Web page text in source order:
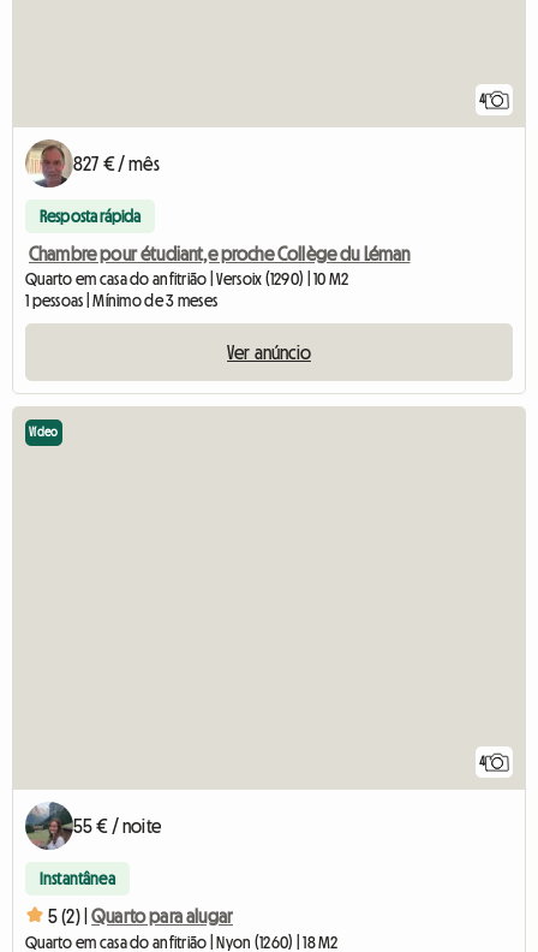
4
827 € / mês
Resposta rápida
Chambre pour étudiant,e proche Collège du Léman
Quarto em casa do anfitrião | Versoix (1290) | 10 M2
1 pessoas | Mínimo de 3 meses
Ver anúncio
4
Vídeo
55 € / noite
Instantânea
5 (2) | Quarto para alugar
Quarto em casa do anfitrião | Nyon (1260) | 18 M2